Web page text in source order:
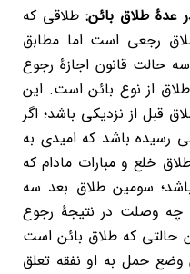
عدۀ طلاق بائن: طلاقی که
رجعی است اما مطابق
در سه حالت قانون اجازۀ رجوع
از نوع بائن است. این
قبل از نزدیکی باشد؛ اگر
رسیده باشد که امیدی به
خلع و مبارات مادام که
سومین طلاق بعد سه
چه وصلت در نتیجۀ رجوع
حالتی که طلاق بائن است
وضع حمل به او نفقه تعلق